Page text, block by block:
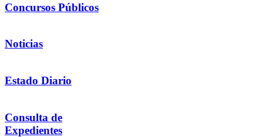
Concursos Públicos
Noticias
Estado Diario
Consulta de
Expedientes